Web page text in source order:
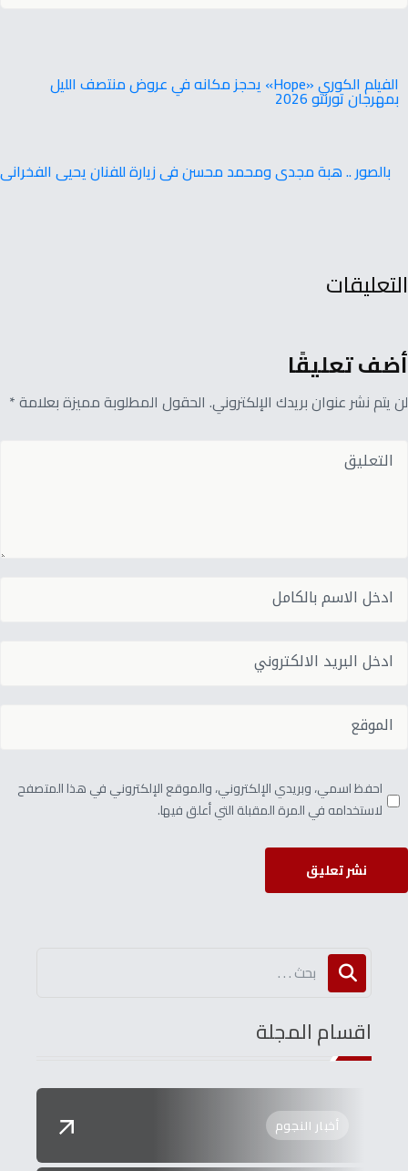
‬بمهرجان‭ ‬تورنتو ‭ ‬2026
بالصور .. هبة مجدى ومحمد محسن فى زيارة للفنان يحيى الفخرانى
التعليقات
أضف تعليقًا
لن يتم نشر عنوان بريدك الإلكتروني. الحقول المطلوبة مميزة بعلامة *
احفظ اسمي، وبريدي الإلكتروني، والموقع الإلكتروني في هذا المتصفح
لاستخدامه في المرة المقبلة التي أعلق فيها.
نشر تعليق
اقسام المجلة
أخبار النجوم